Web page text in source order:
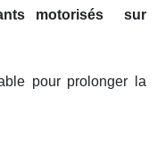
motorisés
sur
pour prolonger la